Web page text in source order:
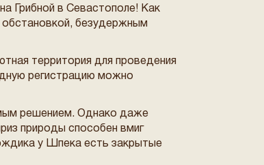
Грибной в Севастополе! Как
обстановкой, безудержным
территория для проведения
регистрацию можно
решением. Однако даже
природы способен вмиг
у Шпека есть закрытые